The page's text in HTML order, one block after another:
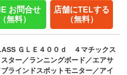
お問合せ
（無料）
店舗にTELする
（無料）
ＧＬＥ４００ｄ ４マチックス
ター／ランニングボード／エアサ
ラインドスポットモニター／アイ